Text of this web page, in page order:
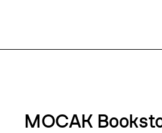
MOCAK